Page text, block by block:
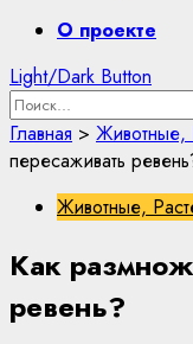
PrimaryО проекте
Light/Dark Button
Найти:
Главная > Животные,
пересаживать
Животные,
Как
ревень?